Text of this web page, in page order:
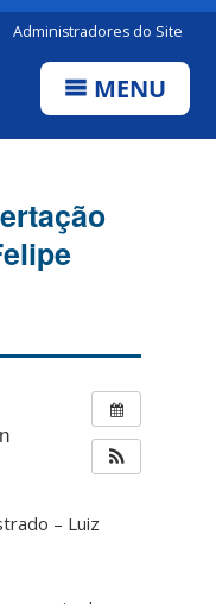
Administradores do Site
MENU
– Luiz